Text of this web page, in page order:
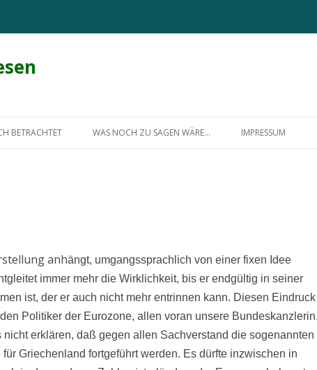
Inhalt
BETRACHTET WAS NOCH ZU SAGEN WÄRE… IMPRESSUM
anhängt, umgangssprachlich von einer fixen Idee
immer mehr die Wirklichkeit, bis er endgültig in seiner
ist, der er auch nicht mehr entrinnen kann. Diesen Eindruck
Politiker der Eurozone, allen voran unsere Bundeskanzlerin.
nicht erklären, daß gegen allen Sachverstand die sogenannten
für Griechenland fortgeführt werden. Es dürfte inzwischen in